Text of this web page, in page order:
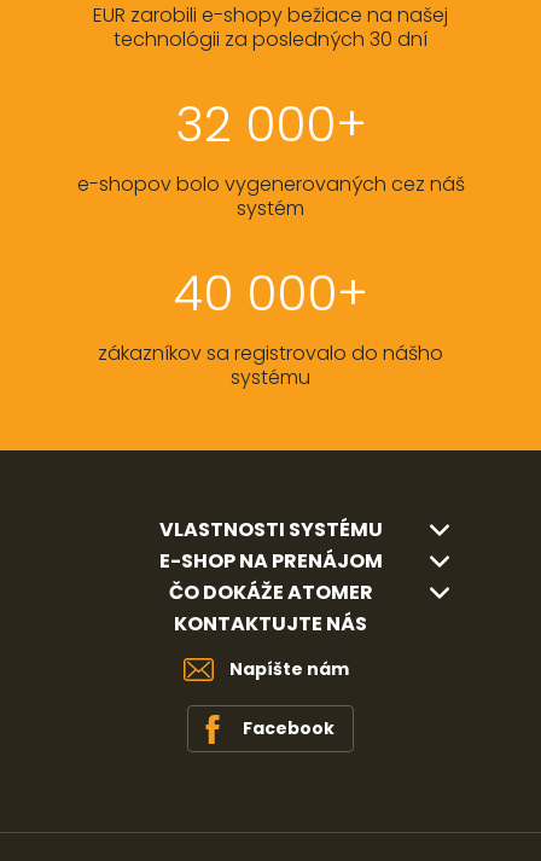
EUR zarobili e-shopy bežiace na našej
technológii za posledných 30 dní
32 000+
e-shopov bolo vygenerovaných cez náš
systém
40 000+
zákazníkov sa registrovalo do nášho
systému
VLASTNOSTI SYSTÉMU
E-SHOP NA PRENÁJOM
ČO DOKÁŽE ATOMER
KONTAKTUJTE NÁS
Napíšte nám
Facebook